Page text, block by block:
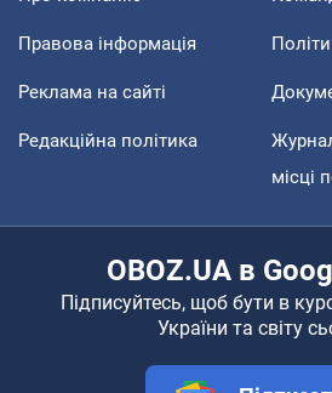
Правова інформація
Реклама на сайті
Редакційна політика
місці
OBOZ.UA в
Підписуйтесь, щоб бути в
України та світу